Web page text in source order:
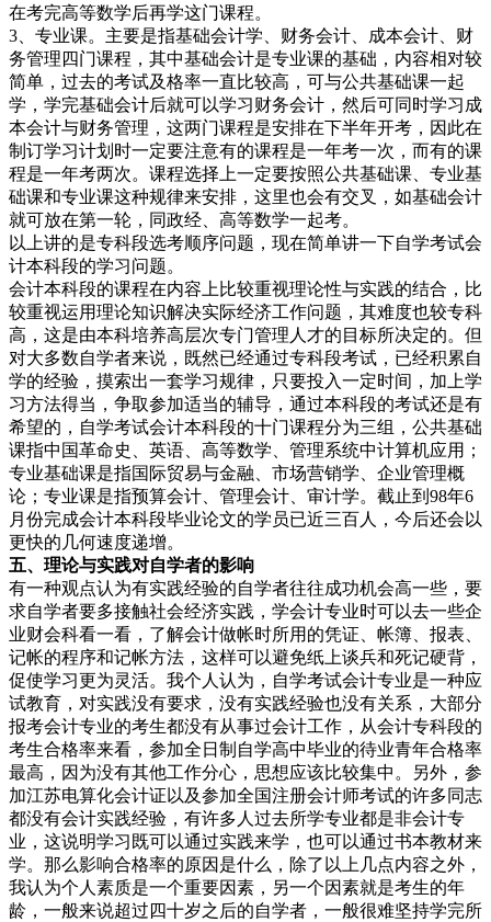
在考完高等数学后再学这门课程。
3、专业课。主要是指基础会计学、财务会计、成本会计、财
务管理四门课程，其中基础会计是专业课的基础，内容相对较
简单，过去的考试及格率一直比较高，可与公共基础课一起
学，学完基础会计后就可以学习财务会计，然后可同时学习成
本会计与财务管理，这两门课程是安排在下半年开考，因此在
制订学习计划时一定要注意有的课程是一年考一次，而有的课
程是一年考两次。课程选择上一定要按照公共基础课、专业基
础课和专业课这种规律来安排，这里也会有交叉，如基础会计
就可放在第一轮，同政经、高等数学一起考。
以上讲的是专科段选考顺序问题，现在简单讲一下自学考试会
计本科段的学习问题。
会计本科段的课程在内容上比较重视理论性与实践的结合，比
较重视运用理论知识解决实际经济工作问题，其难度也较专科
高，这是由本科培养高层次专门管理人才的目标所决定的。但
对大多数自学者来说，既然已经通过专科段考试，已经积累自
学的经验，摸索出一套学习规律，只要投入一定时间，加上学
习方法得当，争取参加适当的辅导，通过本科段的考试还是有
希望的，自学考试会计本科段的十门课程分为三组，公共基础
课指中国革命史、英语、高等数学、管理系统中计算机应用；
专业基础课是指国际贸易与金融、市场营销学、企业管理概
论；专业课是指预算会计、管理会计、审计学。截止到98年6
月份完成会计本科段毕业论文的学员已近三百人，今后还会以
更快的几何速度递增。
五、理论与实践对自学者的影响
有一种观点认为有实践经验的自学者往往成功机会高一些，要
求自学者要多接触社会经济实践，学会计专业时可以去一些企
业财会科看一看，了解会计做帐时所用的凭证、帐簿、报表、
记帐的程序和记帐方法，这样可以避免纸上谈兵和死记硬背，
促使学习更为灵活。我个人认为，自学考试会计专业是一种应
试教育，对实践没有要求，没有实践经验也没有关系，大部分
报考会计专业的考生都没有从事过会计工作，从会计专科段的
考生合格率来看，参加全日制自学高中毕业的待业青年合格率
最高，因为没有其他工作分心，思想应该比较集中。另外，参
加江苏电算化会计证以及参加全国注册会计师考试的许多同志
都没有会计实践经验，有许多人过去所学专业都是非会计专
业，这说明学习既可以通过实践来学，也可以通过书本教材来
学。那么影响合格率的原因是什么，除了以上几点内容之外，
我认为个人素质是一个重要因素，另一个因素就是考生的年
龄，一般来说超过四十岁之后的自学者，一般很难坚持学完所